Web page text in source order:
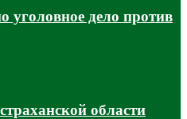
уголовное дело против
области